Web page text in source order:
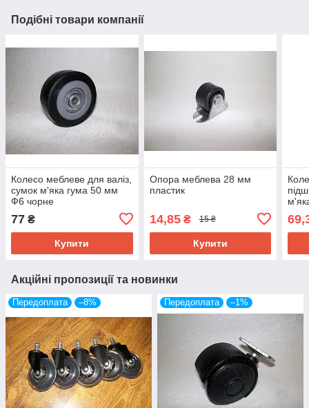
Подібні товари компанії
Колесо меблеве для валіз,
сумок м'яка гума 50 мм
Ф6 чорне
77 ₴
Купити
Опора меблева 28 мм
пластик
14,85₴ 15 ₴
Купити
Акційні пропозиції та новинки
Передоплата –8% Передоплата –1%